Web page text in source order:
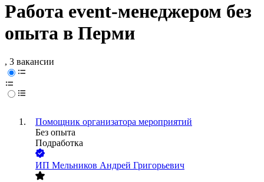
Работа event-менеджером без
опыта в Перми
, 3 вакансии
Помощник организатора мероприятий
Без опыта
Подработка
ИП Мельников Андрей Григорьевич